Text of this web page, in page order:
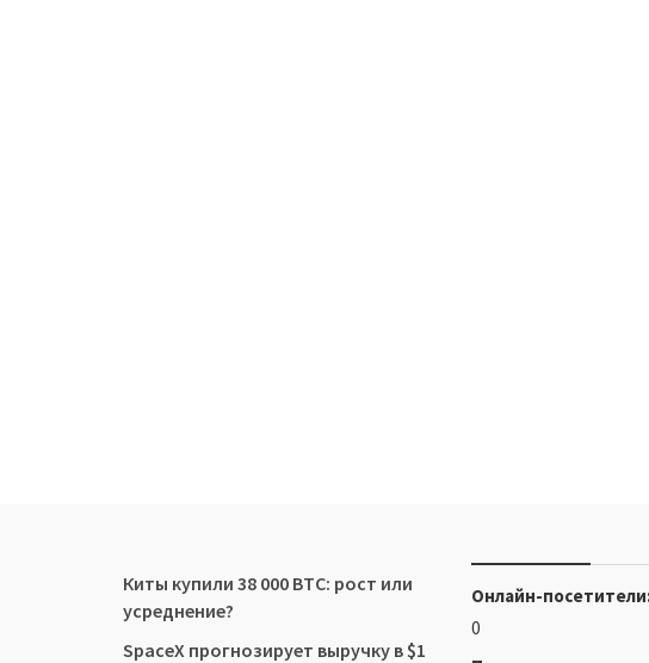
Киты купили 38 000 BTC: рост или
усреднение?
SpaceX прогнозирует выручку в $1
Онлайн-
0